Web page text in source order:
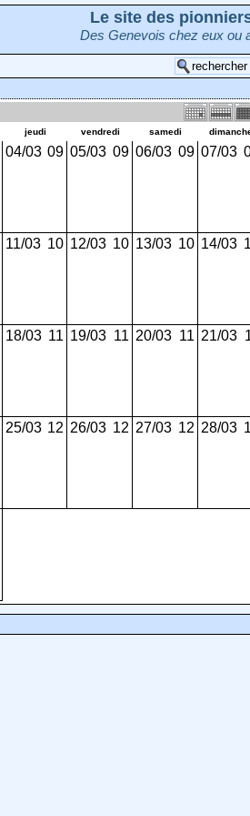
Le site des
Des Genevois chez eux ou
jeudi vendredi samedi
04/03 09 05/03 09 06/03 09 07/03
11/03 10 12/03 10 13/03 10 14/03
18/03 11 19/03 11 20/03 11 21/03
25/03 12 26/03 12 27/03 12 28/03